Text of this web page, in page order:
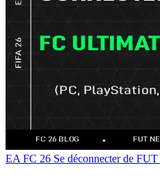
EA FC 26 Se déconnecter de FUT